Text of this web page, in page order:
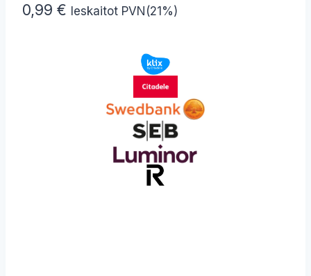
0,99 € Ieskaitot PVN(21%)